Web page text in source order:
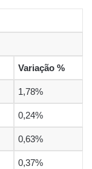
Variação %
1,78%
0,24%
0,63%
0,37%